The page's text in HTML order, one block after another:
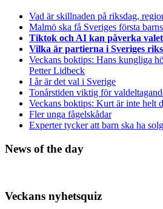
Vad är skillnaden på riksdag,
Malmö ska få Sveriges första
Tiktok och AI kan påverka valet
Vilka är partierna i Sveriges
Veckans boktips: Hans kungliga
Petter Lidbeck
I år är det val i Sverige
Tonårstiden viktig för
Veckans boktips: Kurt är inte helt
Fler unga fågelskådar
Experter tycker att barn ska ha
News of the day
Veckans nyhetsquiz